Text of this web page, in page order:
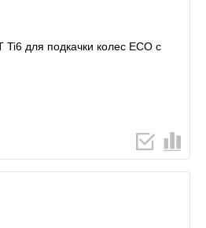
для подкачки колес ECO с